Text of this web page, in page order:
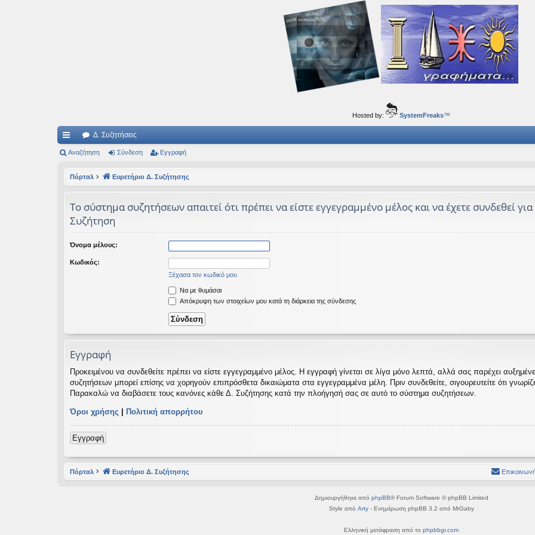
Αυτός ο τόπος φιλοδοξεί να ανοίγει μονοπάτια για τα συναρπαστικά και όμορφα ταξίδια του νού...
Hosted by: SystemFreaks™
ρή
συ
Δ. Συζητήσεις
Αναζήτηση Σύνδεση Εγγραφή
Πόρταλ Ευρετήριο Δ. Συζήτησης
Το σύστημα συζητήσεων απαιτεί ότι πρέπει να είστε εγγεγραμμένο μέλος και να έχετε συνδεθεί
Συζήτηση
Όνομα μέλους:
Κωδικός:
Ξέχασα τον κωδικό μου
Να με θυμάσαι
Απόκρυψη των στοιχείων μου κατά τη διάρκεια της σύνδεσης
Εγγραφή
Προκειμένου να συνδεθείτε πρέπει να είστε εγγεγραμμένο μέλος. Η εγγραφή γίνεται σε λίγα μόνο λεπτά, αλλά σας παρέχει
συζητήσεων μπορεί επίσης να χορηγούν επιπρόσθετα δικαιώματα στα εγγεγραμμένα μέλη. Πριν συνδεθείτε, σιγουρευτείτε ότι
Παρακαλώ να διαβάσετε τους κανόνες κάθε Δ. Συζήτησης κατά την πλοήγησή σας σε αυτό το σύστημα συζητήσεων.
Όροι χρήσης | Πολιτική απορρήτου
Εγγραφή
Πόρταλ Ευρετήριο Δ. Συζήτησης
Δημιουργήθηκε από phpBB® Forum Software © phpBB Limited
Style από Arty- Ενημέρωση phpBB 3.2 από MrGaby
Ελληνική μετάφραση από το phpbbgr.com